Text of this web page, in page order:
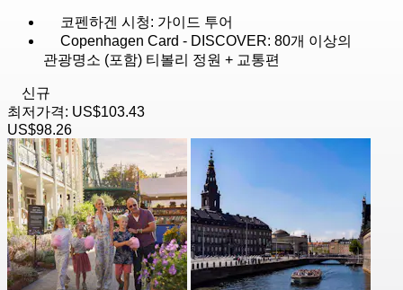
코펜하겐 시청: 가이드 투어
Copenhagen Card - DISCOVER: 80개 이상의
관광명소 (포함) 티볼리 정원 + 교통편
신규
최저가격: US$103.43
US$98.26